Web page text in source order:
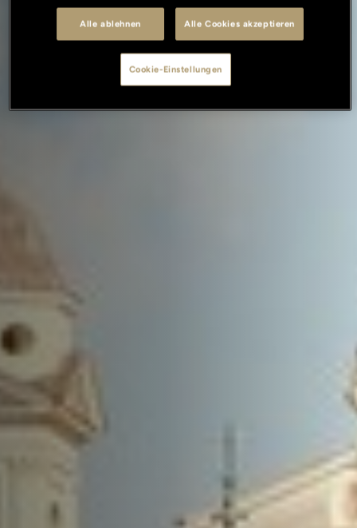
Alle ablehnen Alle Cookies akzeptieren
Cookie-Einstellungen